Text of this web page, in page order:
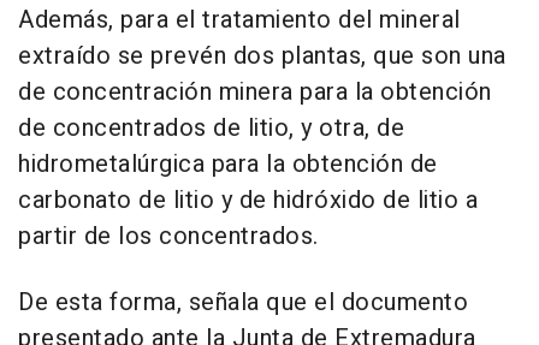
Además, para el tratamiento del mineral
extraído se prevén dos plantas, que son una
de concentración minera para la obtención
de concentrados de litio, y otra, de
hidrometalúrgica para la obtención de
carbonato de litio y de hidróxido de litio a
partir de los concentrados.
De esta forma, señala que el documento
presentado ante la Junta de Extremadura